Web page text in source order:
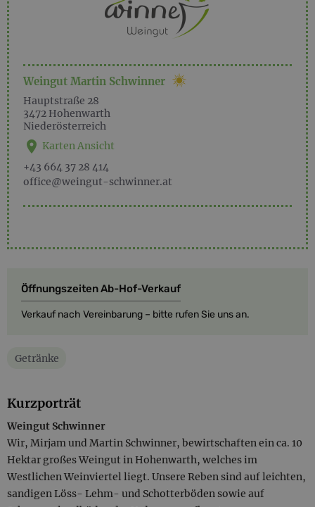
Weingut Martin Schwinner
Hauptstraße 28
3472 Hohenwarth
Niederösterreich
Karten Ansicht
+43 664 37 28 414
office@weingut-schwinner.at
Öffnungszeiten Ab-Hof-Verkauf
Verkauf nach Vereinbarung – bitte rufen Sie uns an.
Getränke
Kurzporträt
Weingut Schwinner
Wir, Mirjam und Martin Schwinner, bewirtschaften ein ca. 10
Hektar großes Weingut in Hohenwarth, welches im
Westlichen Weinviertel liegt. Unsere Reben sind auf leichten,
sandigen Löss- Lehm- und Schotterböden sowie auf